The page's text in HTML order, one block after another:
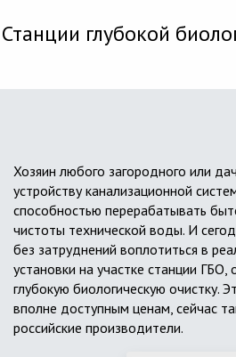
Станции глубокой
Хозяин любого загородного или
устройству канализационной
способностью перерабатывать
чистоты технической воды. И
без затруднений воплотиться в
установки на участке станции
глубокую биологическую очистку.
вполне доступным ценам, сейчас
российские производители.